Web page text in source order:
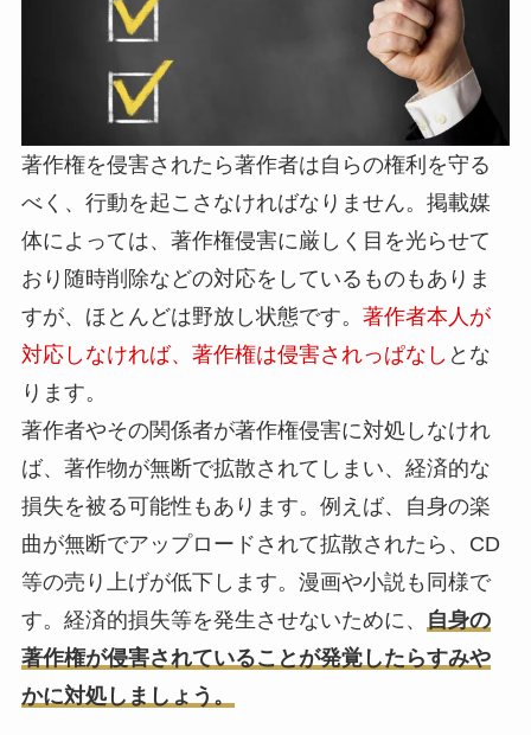
著作権を侵害されたら著作者は自らの権利を守る
べく、行動を起こさなければなりません。掲載媒
体によっては、著作権侵害に厳しく目を光らせて
おり随時削除などの対応をしているものもありま
すが、ほとんどは野放し状態です。 著作者本人が
対応しなければ、著作権は侵害されっぱなし とな
ります。
著作者やその関係者が著作権侵害に対処しなけれ
ば、著作物が無断で拡散されてしまい、経済的な
損失を被る可能性もあります。例えば、自身の楽
曲が無断でアップロードされて拡散されたら、CD
等の売り上げが低下します。漫画や小説も同様で
す。経済的損失等を発生させないために、
自身の
著作権が侵害されていることが発覚したらすみや
かに対処しましょう。